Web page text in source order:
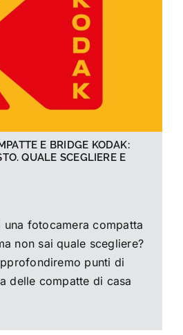
E BRIDGE KODAK:
QUALE SCEGLIERE E
una fotocamera compatta
non sai quale scegliere?
punti di
delle compatte di casa